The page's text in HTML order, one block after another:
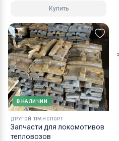
Купить
В НАЛИЧИИ
ДРУГОЙ ТРАНСПОРТ
Запчасти для локомотивов
тепловозов